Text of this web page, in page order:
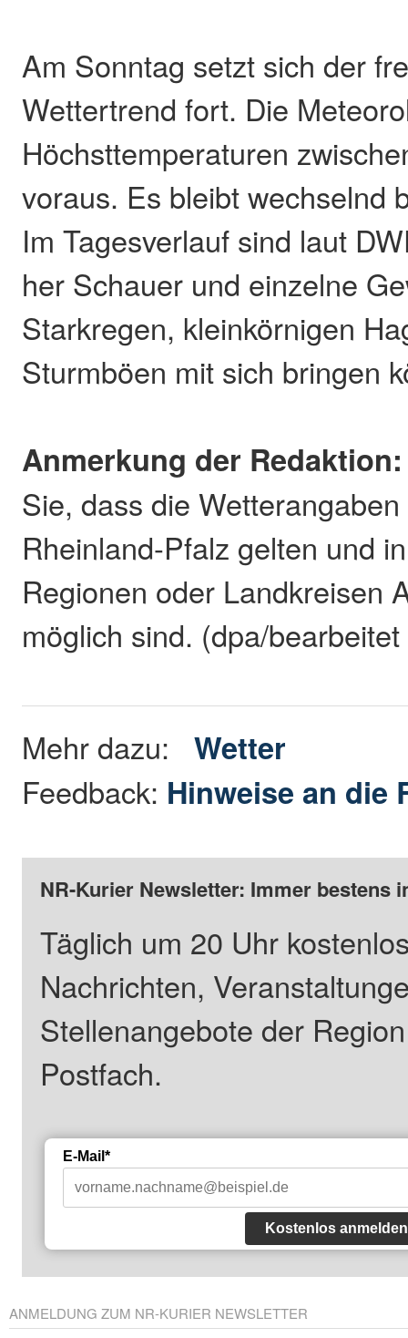
Am Sonntag setzt sich der
Wettertrend fort. Die
Höchsttemperaturen
voraus. Es bleibt wechselnd
Im Tagesverlauf sind laut
her Schauer und einzelne
Starkregen, kleinkörnigen
Sturmböen mit sich bringen
Anmerkung der Redaktion:
Sie, dass die
Rheinland-Pfalz gelten und
Regionen oder Landkreisen
möglich sind. (dpa/
Mehr dazu:Wetter
Feedback: Hinweise an die
NR-Kurier Newsletter: Immer bestens
Täglich um 20 Uhr
Nachrichten,
Stellenangebote der
Postfach.
E-Mail*
Kostenlos anmelden
ANMELDUNG ZUM NR-KURIER NEWSLETTER